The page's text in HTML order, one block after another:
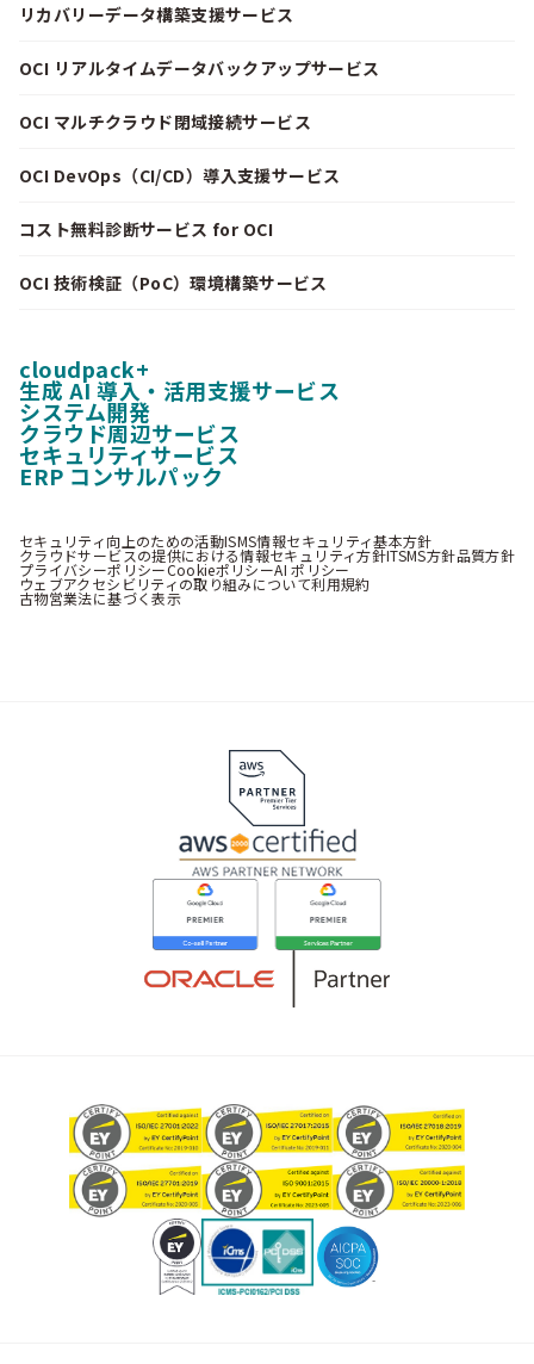
リカバリーデータ構築支援サービス
OCI リアルタイムデータバックアップサービス
OCI マルチクラウド閉域接続サービス
OCI DevOps（CI/CD）導入支援サービス
コスト無料診断サービス for OCI
OCI 技術検証（PoC）環境構築サービス
cloudpack+
生成 AI 導入・活用支援サービス
システム開発
クラウド周辺サービス
セキュリティサービス
ERP コンサルパック
セキュリティ向上のための活動ISMS情報セキュリティ基本方針
クラウドサービスの提供における情報セキュリティ方針ITSMS方針品質方針
プライバシーポリシーCookieポリシーAI ポリシー
ウェブアクセシビリティの取り組みについて利用規約
古物営業法に基づく表示